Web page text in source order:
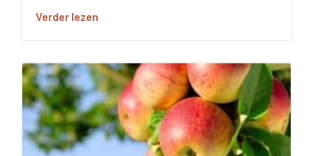
Verder lezen